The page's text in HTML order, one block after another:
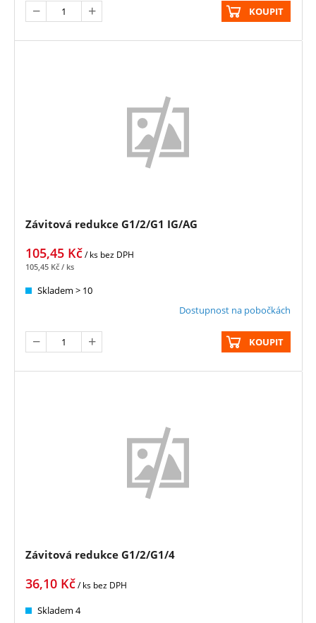
KOUPIT
Závitová redukce G1/2/G1 IG/AG
105,45 Kč/ ks bez DPH
105,45 Kč / ks
Skladem > 10
Dostupnost na pobočkách
KOUPIT
Závitová redukce G1/2/G1/4
36,10 Kč/ ks bez DPH
Skladem 4